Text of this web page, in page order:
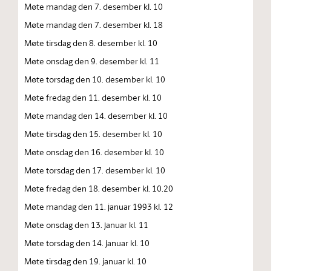
Møte mandag den 7. desember kl. 10
Møte mandag den 7. desember kl. 18
Møte tirsdag den 8. desember kl. 10
Møte onsdag den 9. desember kl. 11
Møte torsdag den 10. desember kl. 10
Møte fredag den 11. desember kl. 10
Møte mandag den 14. desember kl. 10
Møte tirsdag den 15. desember kl. 10
Møte onsdag den 16. desember kl. 10
Møte torsdag den 17. desember kl. 10
Møte fredag den 18. desember kl. 10.20
Møte mandag den 11. januar 1993 kl. 12
Møte onsdag den 13. januar kl. 11
Møte torsdag den 14. januar kl. 10
Møte tirsdag den 19. januar kl. 10